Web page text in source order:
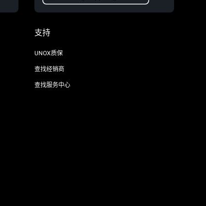
支持
UNOX质保
查找经销商
查找服务中心